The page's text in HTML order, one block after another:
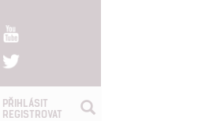
PŘIHLÁSIT
REGISTROVAT